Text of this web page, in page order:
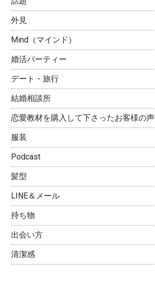
外見
Mind（マインド）
婚活パーティー
デート・旅行
結婚相談所
恋愛教材を購入して下さったお客様の声
服装
Podcast
髪型
LINE＆メール
持ち物
出会い方
清潔感